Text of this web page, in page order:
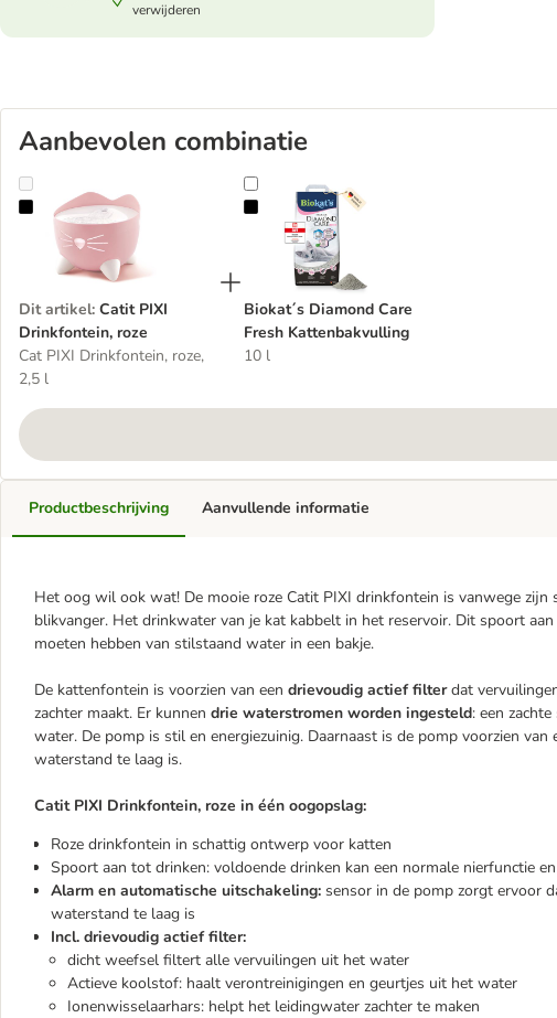
verwijderen
Aanbevolen combinatie
Catit PIXI Drinkfontein, roze
Dit artikel: Catit PIXI
Drinkfontein, roze
Cat PIXI Drinkfontein, roze,
2,5 l
Biokat´s Diamond Care Fresh
Biokat´s Diamond Care
Fresh Kattenbakvulling
10 l
Productbeschrijving
Het oog wil ook wat! De mooie roze Catit PIXI drinkfontein is vanwege
blikvanger. Het drinkwater van je kat kabbelt in het reservoir. Dit spoort
moeten hebben van stilstaand water in een bakje.
De kattenfontein is voorzien van een drievoudig actief filterdat
zachter maakt. Er kunnen drie waterstromen worden ingesteld: een
water. De pomp is stil en energiezuinig. Daarnaast is de pomp voorzien van
waterstand te laag is.
Catit PIXI Drinkfontein, roze in één oogopslag:
Roze drinkfontein in schattig ontwerp voor katten
Spoort aan tot drinken: voldoende drinken kan een normale nierfunctie
Alarm en automatische uitschakeling: sensor in de pomp zorgt ervoor
waterstand te laag is
Incl. drievoudig actief filter:
dicht weefsel filtert alle vervuilingen uit het water
Actieve koolstof: haalt verontreinigingen en geurtjes uit het water
Ionenwisselaarhars: helpt het leidingwater zachter te maken
Aanvullende informatie